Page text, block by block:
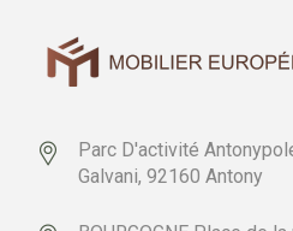
Parc D'activité
Galvani, 92160 Antony